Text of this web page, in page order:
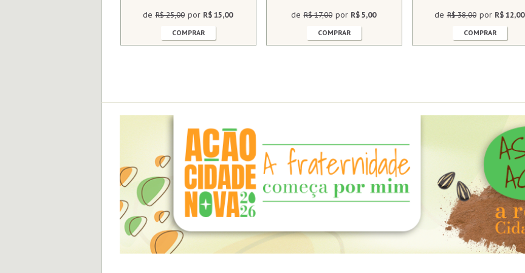
de R$ 25,00 por R$ 15,00
COMPRAR
de R$ 17,00 por R$ 5,00
COMPRAR
de R$ 38,00 por R$ 12,00
COMPRAR